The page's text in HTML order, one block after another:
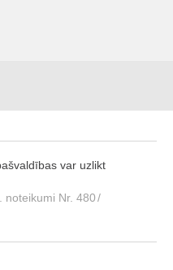
var uzlikt
noteikumi Nr. 480/